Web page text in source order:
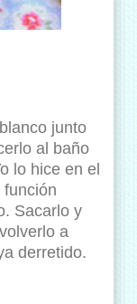
junto
al baño
lo hice en el
Sacarlo y
a
derretido.